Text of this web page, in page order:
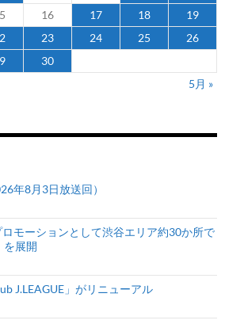
16 17 18
19
23 24 25
26
30
5月 »
年8月3日放送回）
モーションとして渋谷エリア約30か所で
を展開
J.LEAGUE」がリニューアル